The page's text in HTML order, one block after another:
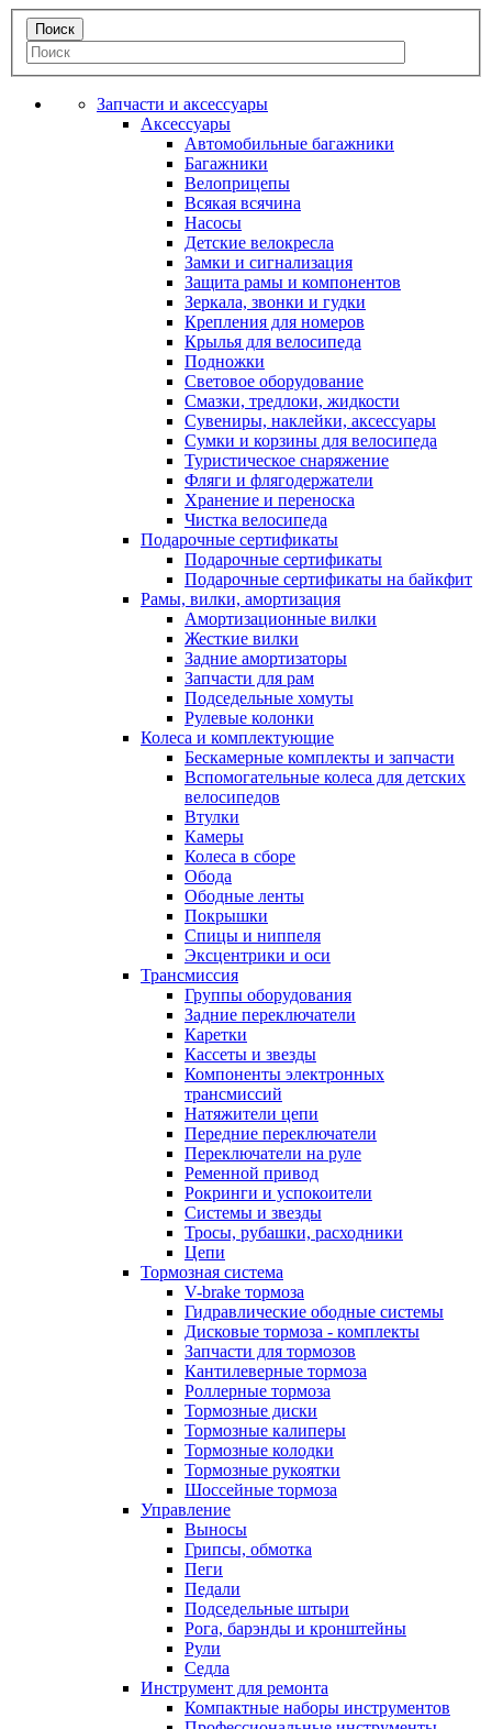
Запчасти и аксессуары
Аксессуары
Автомобильные багажники
Багажники
Велоприцепы
Всякая всячина
Насосы
Детские велокресла
Замки и сигнализация
Защита рамы и компонентов
Зеркала, звонки и гудки
Крепления для номеров
Крылья для велосипеда
Подножки
Световое оборудование
Смазки, тредлоки, жидкости
Сувениры, наклейки, аксессуары
Сумки и корзины для велосипеда
Туристическое снаряжение
Фляги и флягодержатели
Хранение и переноска
Чистка велосипеда
Подарочные сертификаты
Подарочные сертификаты
Подарочные сертификаты на байкфит
Рамы, вилки, амортизация
Амортизационные вилки
Жесткие вилки
Задние амортизаторы
Запчасти для рам
Подседельные хомуты
Рулевые колонки
Колеса и комплектующие
Бескамерные комплекты и запчасти
Вспомогательные колеса для детских
велосипедов
Втулки
Камеры
Колеса в сборе
Обода
Ободные ленты
Покрышки
Спицы и ниппеля
Эксцентрики и оси
Трансмиссия
Группы оборудования
Задние переключатели
Каретки
Кассеты и звезды
Компоненты электронных
трансмиссий
Натяжители цепи
Передние переключатели
Переключатели на руле
Ременной привод
Рокринги и успокоители
Системы и звезды
Тросы, рубашки, расходники
Цепи
Тормозная система
V-brake тормоза
Гидравлические ободные системы
Дисковые тормоза - комплекты
Запчасти для тормозов
Кантилеверные тормоза
Роллерные тормоза
Тормозные диски
Тормозные калиперы
Тормозные колодки
Тормозные рукоятки
Шоссейные тормоза
Управление
Выносы
Грипсы, обмотка
Пеги
Педали
Подседельные штыри
Рога, барэнды и кронштейны
Рули
Седла
Инструмент для ремонта
Компактные наборы инструментов